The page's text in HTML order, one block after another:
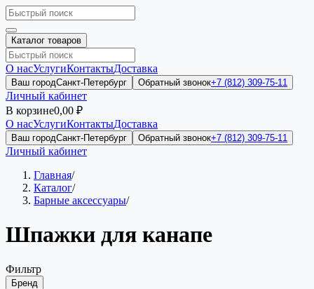
Каталог товаров
О насУслугиКонтактыДоставка
Ваш городСанкт-Петербург Обратный звонок+7 (812) 309-75-11
Личный кабинет
В корзине0,00 ₽
О насУслугиКонтактыДоставка
Ваш городСанкт-Петербург Обратный звонок+7 (812) 309-75-11
Личный кабинет
Главная/
Каталог/
Барные аксессуaры/
Шпажки для канапе
Фильтр
Бренд